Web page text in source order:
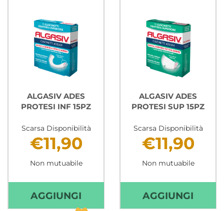
ALGASIV ADES
PROTESI INF 15PZ
Scarsa Disponibilità
€11,90
Non mutuabile
AGGIUNGI AGGIUNGI ALGASIV
ADES
ALGASIV ADES
PROTESI SUP 15PZ
Scarsa Disponibilità
€11,90
Non mutuabile
AGGIUNGI
ADES